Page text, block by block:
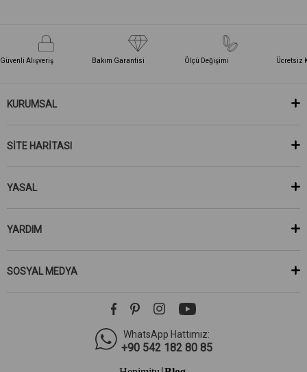
Güvenli Alışveriş Bakım Garantisi Ölçü Değişimi Ücretsiz
KURUMSAL
SİTE HARİTASI
YASAL
YARDIM
SOSYAL MEDYA
WhatsApp Hattımız:
+90 542 182 80 85